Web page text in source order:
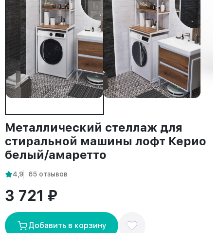
Металлический стеллаж для
стиральной машины лофт Керио
белый/амаретто
4,9 65 отзывов
3 721 ₽
Добавить в корзину